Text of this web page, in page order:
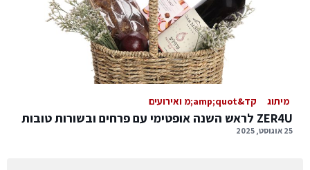
מיתוג קד&amp;quot;מ ואירועים
ZER4U לראש השנה אופטימי עם פרחים ובשורות טובות
25 אוגוסט, 2025